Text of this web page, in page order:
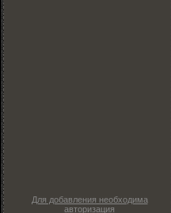
Для добавления необходима
авторизация